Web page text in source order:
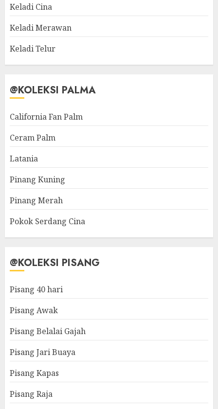
Keladi Cina
Keladi Merawan
Keladi Telur
@KOLEKSI PALMA
California Fan Palm
Ceram Palm
Latania
Pinang Kuning
Pinang Merah
Pokok Serdang Cina
@KOLEKSI PISANG
Pisang 40 hari
Pisang Awak
Pisang Belalai Gajah
Pisang Jari Buaya
Pisang Kapas
Pisang Raja